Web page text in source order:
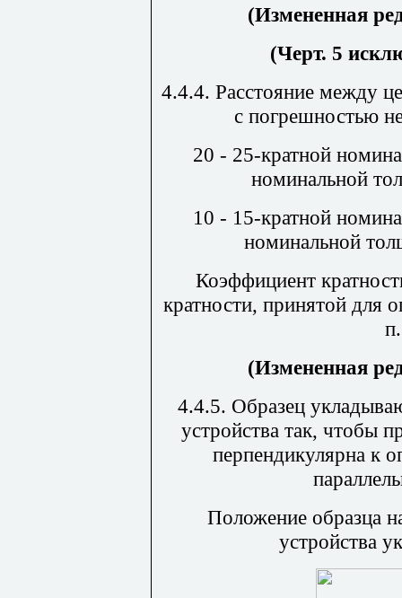
(Измененная
(Черт. 5
4.4.4. Расстояние между
с погрешностью
20 - 25-кратной
номинальной
10 - 15-кратной
номинальной
Коэффициент
кратности, принятой для
(Измененная
4.4.5. Образец
устройства так, чтобы
перпендикулярна к
Положение образца
устройства